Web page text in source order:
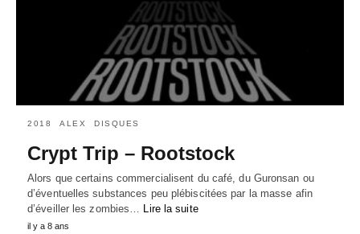
2018 ALEX DISQUES
Crypt Trip – Rootstock
Alors que certains commercialisent du café, du Guronsan ou
d’éventuelles substances peu plébiscitées par la masse afin
d’éveiller les zombies… Lire la suite
il y a 8 ans